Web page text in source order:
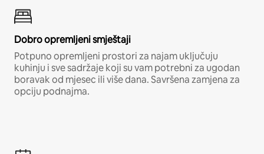
Dobro opremljeni smještaji
Potpuno opremljeni prostori za najam uključuju
kuhinju i sve sadržaje koji su vam potrebni za ugodan
boravak od mjesec ili više dana. Savršena zamjena za
opciju podnajma.